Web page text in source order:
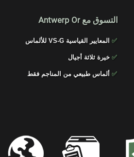
التسوق مع Antwerp Or
✅ المعايير القياسية VS-G للألماس
✅ خيرة ثلاثة أجيال
✅ ألماس طبيعي من المناجم فقط